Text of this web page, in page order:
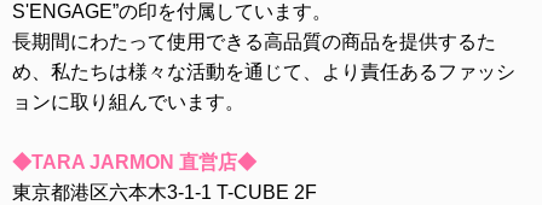
S'ENGAGE”の印を付属しています。
長期間にわたって使用できる高品質の商品を提供するた
め、私たちは様々な活動を通じて、より責任あるファッシ
ョンに取り組んでいます。
◆TARA JARMON 直営店◆
東京都港区六本木3-1-1 T-CUBE 2F